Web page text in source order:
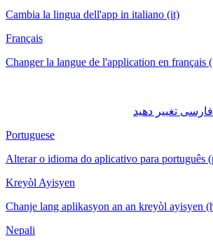
Cambia la lingua dell'app in italiano
Changer la langue de l'application
Portuguese
Alterar o idioma do aplicativo para
Kreyòl Ayisyen
Chanje lang aplikasyon an an